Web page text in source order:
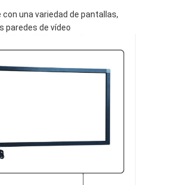
digital
con una variedad de pantallas,
paredes de vídeo